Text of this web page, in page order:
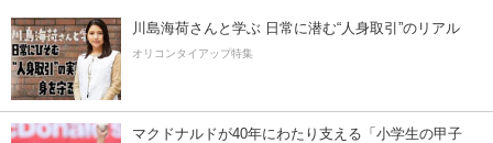
川島海荷さんと学ぶ 日常に潜む“人身取引”のリアル
オリコンタイアップ特集
マクドナルドが40年にわたり支える「小学生の甲子